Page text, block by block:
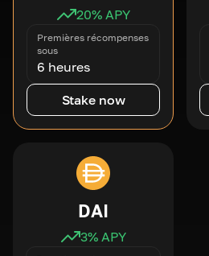
20% APY
Premières récompenses
sous
6 heures
Stake now
DAI
3% APY